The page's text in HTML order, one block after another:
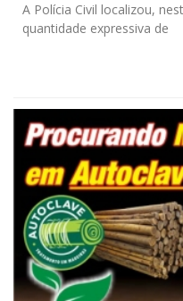
A Polícia Civil localizou,
quantidade expressiva de